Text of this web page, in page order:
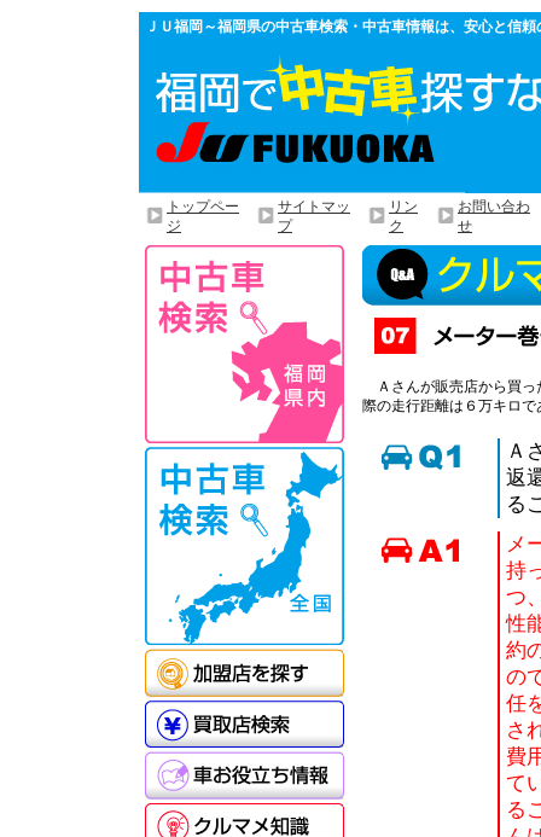
ＪＵ福岡～福岡県の中古車検索・中古車情報は、安心と信
トップペー
ジ
サイトマッ
プ
リン
ク
お問い合わ
せ
Ａさんが販売店から買っ
際の走行距離は６万キロ
Ａ
返
る
メ
持
つ
性
約
の
任
さ
費
て
る